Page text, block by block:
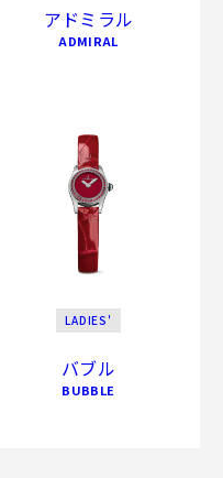
アドミラル
ADMIRAL
LADIES'
バブル
BUBBLE